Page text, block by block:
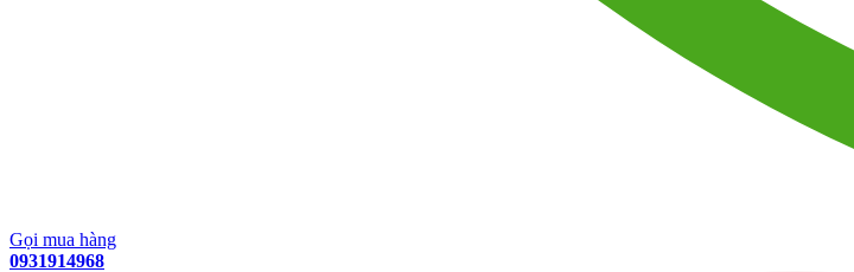
Gọi mua hàng
0931914968